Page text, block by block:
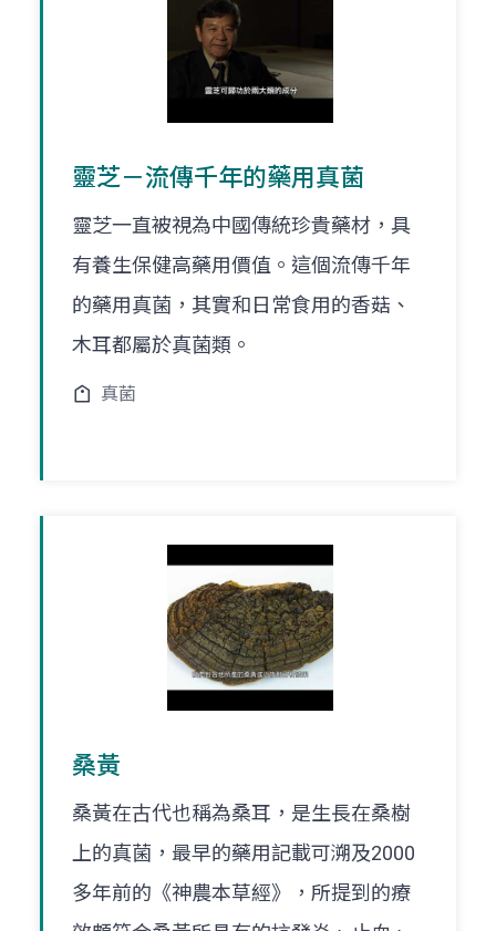
靈芝－流傳千年的藥用真菌
靈芝一直被視為中國傳統珍貴藥材，具
有養生保健高藥用價值。這個流傳千年
的藥用真菌，其實和日常食用的香菇、
木耳都屬於真菌類。
真菌
桑黃
桑黃在古代也稱為桑耳，是生長在桑樹
上的真菌，最早的藥用記載可溯及2000
多年前的《神農本草經》，所提到的療